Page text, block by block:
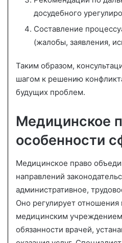
досудебного
Составление
(жалобы, заявления,
Таким образом,
шагом к решению
будущих проблем.
Медицинское
особенности
Медицинское право
направлений
административное,
Оно регулирует
медицинским
обязанности врачей,